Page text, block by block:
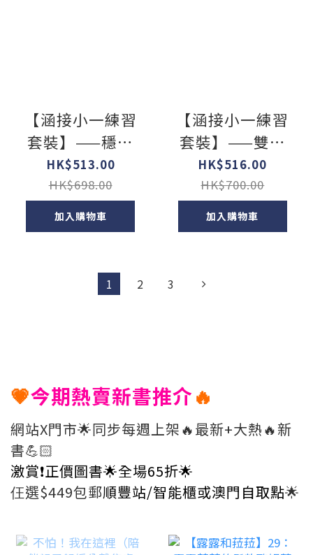
【涵接小一練習
套裝】——穩步
進階套裝
HK$513.00
HK$698.00
加入購物車
【涵接小一練習
套裝】——雙語
特訓套裝
HK$516.00
HK$700.00
加入購物車
1 2 3
💗今期熱賣新書推介🔥
網站X門市🌟同步每週上架🔥最新+大熱🔥新
書💪🏻
激賞❗️正價圖書🌟全場65折🌟
仼選$449包郵順豐站/智能櫃或澳門自取點🌟